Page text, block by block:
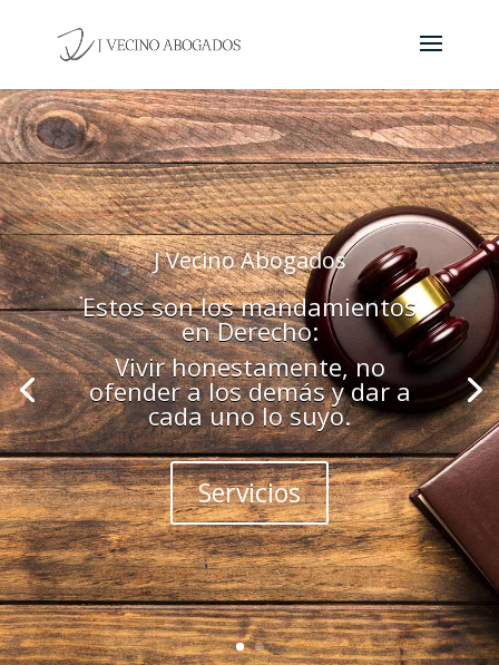
J Vecino Abogados
Estos son los mandamientos
en Derecho:
Vivir honestamente, no
ofender a los demás y dar a
cada uno lo suyo.
Servicios